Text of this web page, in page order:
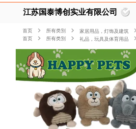
江苏国泰博创实业有限公司
首页 所有类別 家居用品，灯饰及建筑
首页
所有类別 礼品，玩具及体育用品